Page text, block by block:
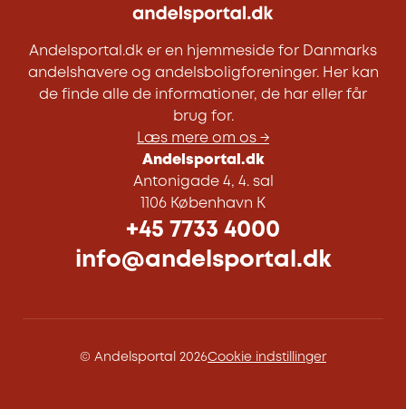
Andelsportal.dk er en hjemmeside for Danmarks
andelshavere og andelsboligforeninger. Her kan
de finde alle de informationer, de har eller får
brug for.
Læs mere om os →
Andelsportal.dk
Antonigade 4, 4. sal
1106 København K
+45 7733 4000
info@andelsportal.dk
© Andelsportal 2026Cookie indstillinger